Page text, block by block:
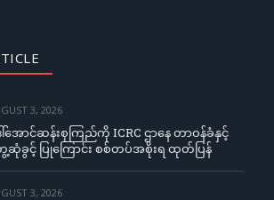
3, 2026
အောင်ဆန်းစုကြည်ကို ICRC ဌာနေ တာဝန်ခံနှင့်
ဆုံခွင့် ပြုကြောင်း စစ်တပ်အစိုးရ ထုတ်ပြန်
3, 2026